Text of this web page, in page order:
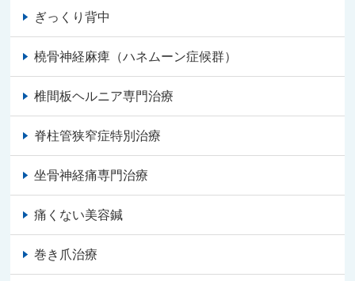
ぎっくり背中
橈骨神経麻痺（ハネムーン症候群）
椎間板ヘルニア専門治療
脊柱管狭窄症特別治療
坐骨神経痛専門治療
痛くない美容鍼
巻き爪治療